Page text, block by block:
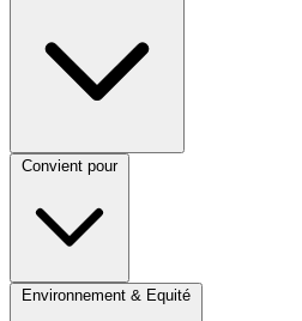
Convient pour
Environnement & Equité